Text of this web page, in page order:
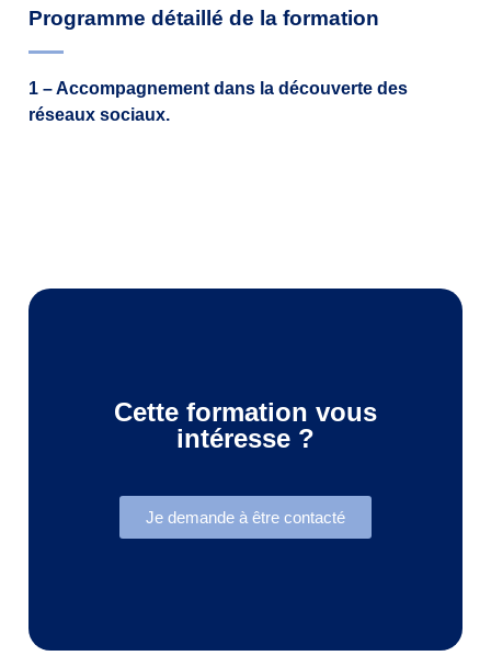
Programme détaillé de la formation
1 – Accompagnement dans la découverte des
réseaux sociaux.
Cette formation vous
intéresse ?
Je demande à être contacté